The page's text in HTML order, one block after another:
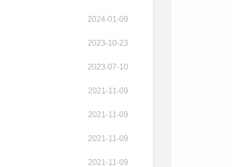
2024-01-09
2023-10-23
2023-07-10
2021-11-09
2021-11-09
2021-11-09
2021-11-09